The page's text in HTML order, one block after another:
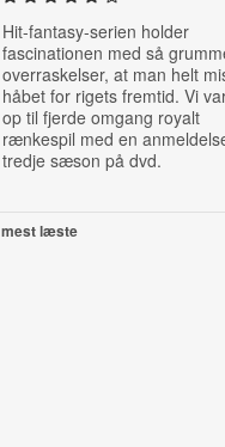
Hit-fantasy-serien holder
fascinationen med så
overraskelser, at man helt
håbet for rigets fremtid. Vi
op til fjerde omgang royalt
rænkespil med en
tredje sæson på dvd.
mest læste